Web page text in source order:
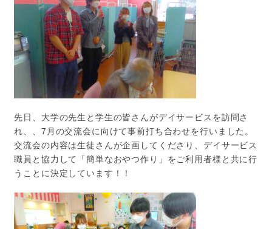
先日、大学の先生と学生の皆さんがデイサービスを訪問さ
れ、、7月の交流会に向けて事前打ち合わせを行いました。
交流会の内容は生徒さんが企画してくださり、デイサービス
職員と協力して「簡単なおやつ作り」をご利用者様と共に行
うことに決定しています！！